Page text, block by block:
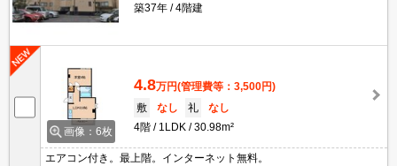
築37年
4階建
画像：6枚
4.8万円(管理費等：3,500円)
敷
なし 礼
なし
4階
1LDK 30.98m²
エアコン付き。最上階。インターネット無料。